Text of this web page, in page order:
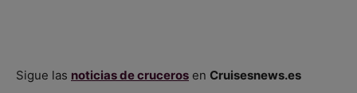
Sigue las noticias de cruceros en Cruisesnews.es